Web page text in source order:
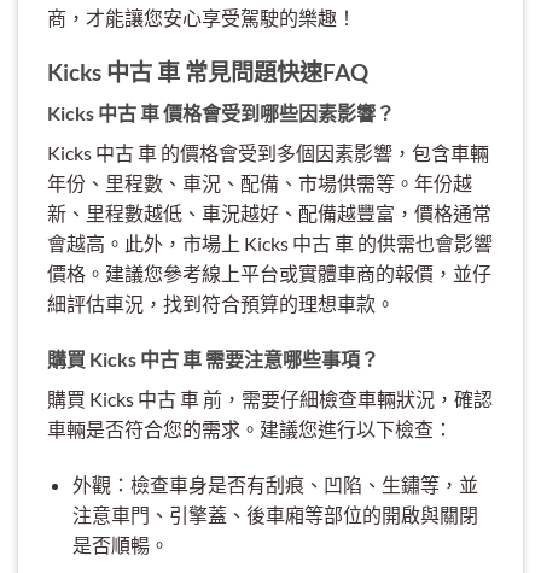
商，才能讓您安心享受駕駛的樂趣！
Kicks 中古 車 常見問題快速FAQ
Kicks 中古 車 價格會受到哪些因素影響？
Kicks 中古 車 的價格會受到多個因素影響，包含車輛
年份、里程數、車況、配備、市場供需等。年份越
新、里程數越低、車況越好、配備越豐富，價格通常
會越高。此外，市場上 Kicks 中古 車 的供需也會影響
價格。建議您參考線上平台或實體車商的報價，並仔
細評估車況，找到符合預算的理想車款。
購買 Kicks 中古 車 需要注意哪些事項？
購買 Kicks 中古 車 前，需要仔細檢查車輛狀況，確認
車輛是否符合您的需求。建議您進行以下檢查：
外觀：檢查車身是否有刮痕、凹陷、生鏽等，並
注意車門、引擎蓋、後車廂等部位的開啟與關閉
是否順暢。